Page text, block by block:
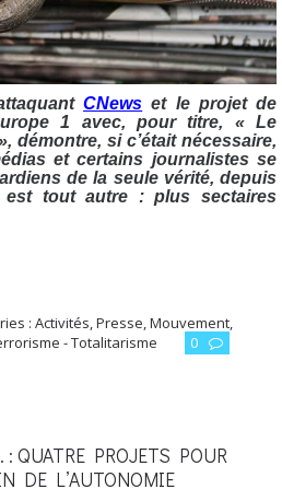
CNews et le projet de
1 avec, pour titre, « Le
démontre, si c’était nécessaire,
et certains journalistes se
de la seule vérité, depuis
est tout autre : plus sectaires
:Activités, Presse, Mouvement
- Totalitarisme 0
QUATRE PROJETS POUR
DE L’AUTONOMIE